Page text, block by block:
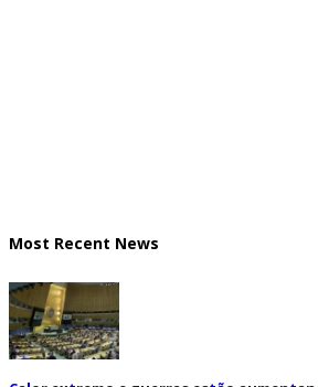
Most Recent News